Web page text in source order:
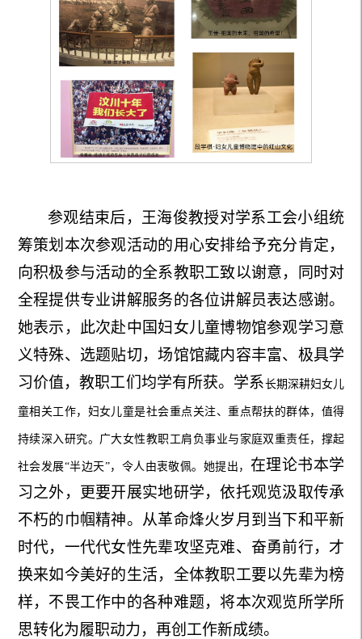
参观结束后，王海俊教授对学系工会小组统
筹策划本次参观活动的用心安排给予充分肯定，
向积极参与活动的全系教职工致以谢意，同时对
全程提供专业讲解服务的各位讲解员表达感谢。
她表示，此次赴中国妇女儿童博物馆参观学习意
义特殊、选题贴切，场馆馆藏内容丰富、极具学
习价值，教职工们 均学有所获。 学系长期深耕妇女儿
童相关工作，妇女儿童是社会重点关注、重点帮扶的群体，值得
持续深入研究。广大女性教职工肩负事业与家庭双重责任，撑起
社会发展“半边天”，令人由衷敬佩。她提出， 在理论书本学
习之外，更要开展实地研学，依托观览汲取传承
不朽的巾帼精神。从革命烽火岁月到当下和平新
时代，一代代女性先辈攻坚克难、奋勇前行，才
换来如今美好的生活，全体教职工要以先辈为榜
样，不畏工作中的各种难题，将本次观览所学所
思转化为履职动力，再创工作新成绩。